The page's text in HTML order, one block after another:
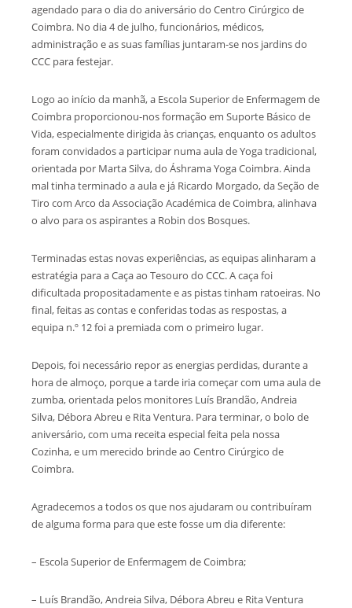
agendado para o dia do aniversário do Centro Cirúrgico de
Coimbra. No dia 4 de julho, funcionários, médicos,
administração e as suas famílias juntaram-se nos jardins do
CCC para festejar.
Logo ao início da manhã, a Escola Superior de Enfermagem de
Coimbra proporcionou-nos formação em Suporte Básico de
Vida, especialmente dirigida às crianças, enquanto os adultos
foram convidados a participar numa aula de Yoga tradicional,
orientada por Marta Silva, do Áshrama Yoga Coimbra. Ainda
mal tinha terminado a aula e já Ricardo Morgado, da Seção de
Tiro com Arco da Associação Académica de Coimbra, alinhava
o alvo para os aspirantes a Robin dos Bosques.
Terminadas estas novas experiências, as equipas alinharam a
estratégia para a Caça ao Tesouro do CCC. A caça foi
dificultada propositadamente e as pistas tinham ratoeiras. No
final, feitas as contas e conferidas todas as respostas, a
equipa n.º 12 foi a premiada com o primeiro lugar.
Depois, foi necessário repor as energias perdidas, durante a
hora de almoço, porque a tarde iria começar com uma aula de
zumba, orientada pelos monitores Luís Brandão, Andreia
Silva, Débora Abreu e Rita Ventura. Para terminar, o bolo de
aniversário, com uma receita especial feita pela nossa
Cozinha, e um merecido brinde ao Centro Cirúrgico de
Coimbra.
Agradecemos a todos os que nos ajudaram ou contribuíram
de alguma forma para que este fosse um dia diferente:
– Escola Superior de Enfermagem de Coimbra;
– Luís Brandão, Andreia Silva, Débora Abreu e Rita Ventura